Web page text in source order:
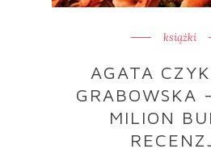
książki
AGATA
GRABOWSKA
MILION